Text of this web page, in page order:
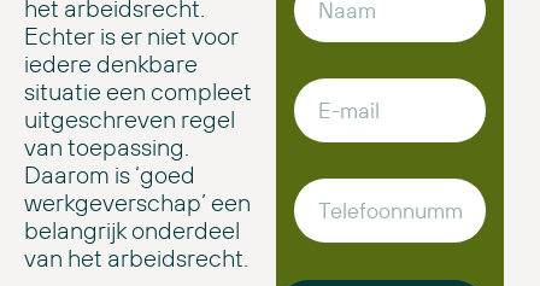
het arbeidsrecht.
Echter is er niet voor
iedere denkbare
situatie een compleet
uitgeschreven regel
van toepassing.
Daarom is ‘goed
werkgeverschap’ een
belangrijk onderdeel
van het arbeidsrecht.